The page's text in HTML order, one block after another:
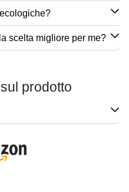
scelta migliore per me?
prodotto